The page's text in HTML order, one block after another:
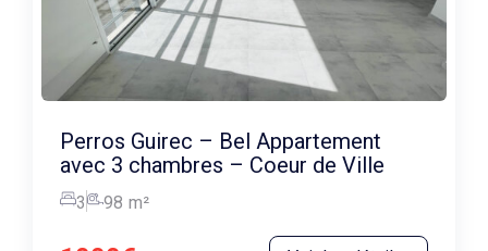
Perros Guirec – Bel Appartement
avec 3 chambres – Coeur de Ville
3 98 m²